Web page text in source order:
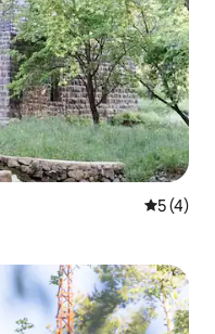
평점 5점
5 (4)